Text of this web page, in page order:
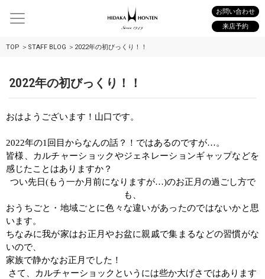
お問い合わせ
来店予約
TOP STAFF BLOG 2022年の初びっくり！！
2022年の初びっくり！！
おはようございます！山口です。
2022年の1回目からなんの話？！ではあるのですが…。
皆様、カルチャーショックやジェネレーションギャップなどを
感じたことはありますか？
つい先日(もう一か月前になりますが…)のお正月の過ごし方で
も、
おうちごと・地域ごとに色々な違いがあったのではないかと思
います。
ちなみに我が家はお正月やお盆に親戚で集まるなどの習慣がな
いので、
家族で静かなお正月でした！
さて、カルチャーショックというには些か大げさではあります